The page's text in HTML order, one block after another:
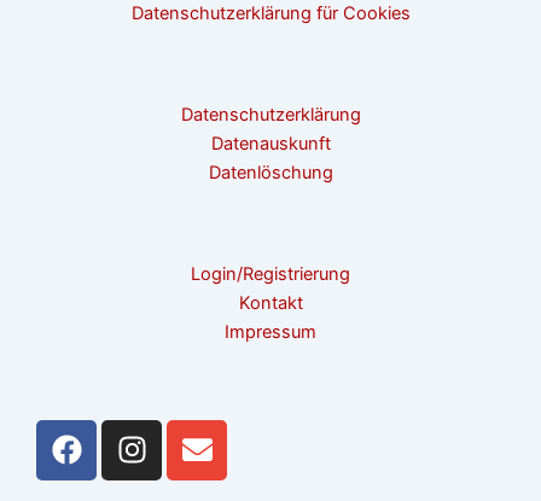
Datenschutzerklärung für Cookies
Datenschutzerklärung
Datenauskunft
Datenlöschung
Login/Registrierung
Kontakt
Impressum
F
a
I
n
E
n